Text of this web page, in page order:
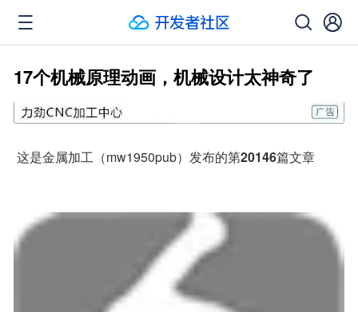
17个机械原理动画，机械设计太神奇了
这是金属加工（mw1950pub）发布的第20146篇文章